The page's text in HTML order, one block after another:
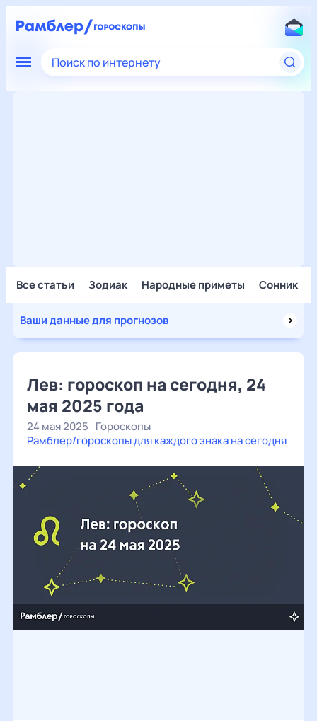
Поиск по интернету
Все статьи Зодиак Народные приметы Сонник
Ваши данные для прогнозов
Лев: гороскоп на сегодня, 24
мая 2025 года
24 мая 2025 Гороскопы
Рамблер/гороскопы для каждого знака на сегодня